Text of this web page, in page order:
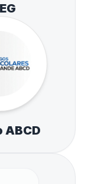
ABCD